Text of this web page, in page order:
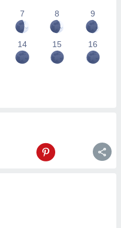
7
8 9
14 15 16